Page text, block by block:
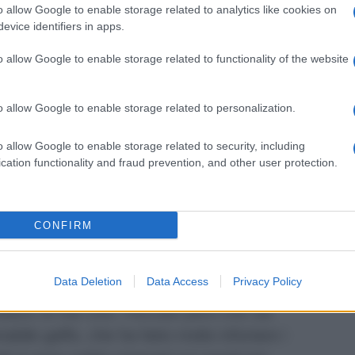
allow Google to enable storage related to analytics like cookies on
identifiers in apps.
allow Google to enable storage related to functionality of the website
allow Google to enable storage related to personalization.
allow Google to enable storage related to security, including
functionality and fraud prevention, and other user protection.
CONFIRM
Data Deletion Data Access Privacy Policy
del rotocalco di Rai Uno? Intanto
è stata davvero pregna di grandi
conduttrice ha presentato con grande
Nella trasmissione andata in
Uno la famosa conduttrice ha
in Tv alla conduzione della prima
Vip.
una gaffe su Paola Perego
edizione deLa Vita in Diretta
per ricordare tutti i conduttori
di Rai Uno. Peccato però che sia